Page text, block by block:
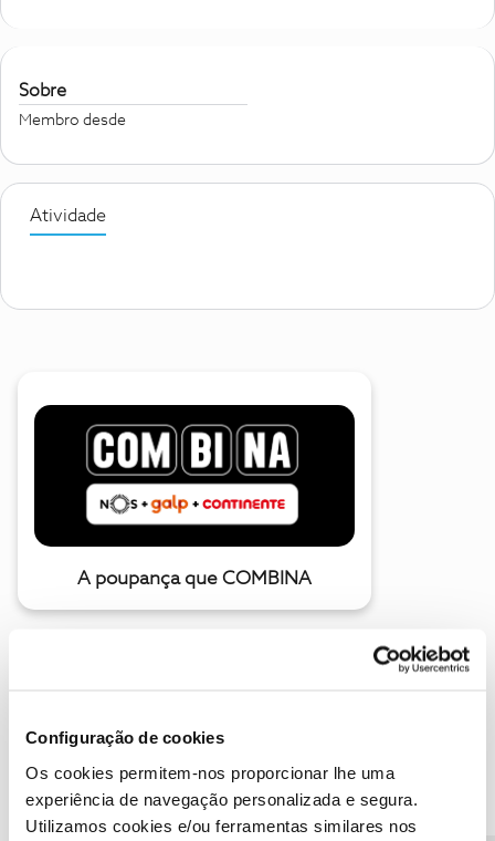
Configuração de cookies
Os cookies permitem-nos proporcionar lhe uma
experiência de navegação personalizada e segura.
Utilizamos cookies e/ou ferramentas similares nos
Sobre
Membro desde
Atividade
A poupança que COMBINA
Descubra as novidades de julho